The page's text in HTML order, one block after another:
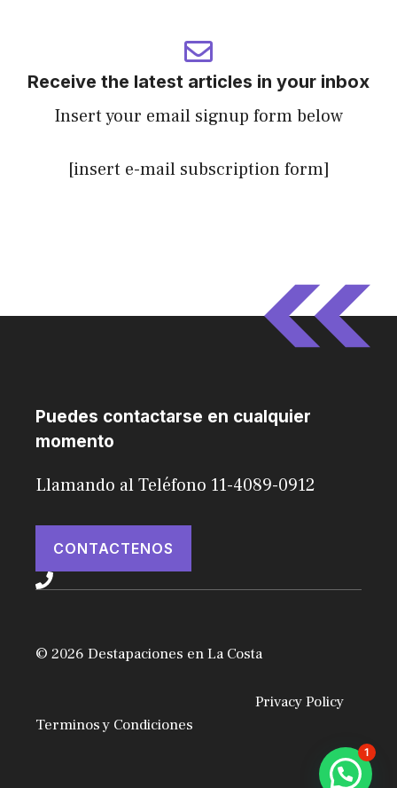
Receive the latest articles in your inbox
Insert your email signup form below
[insert e-mail subscription form]
Puedes contactarse en cualquier
momento
Llamando al Teléfono 11-4089-0912
CONTACTENOS
© 2026 Destapaciones en La Costa
Privacy Policy
Terminos y Condiciones
1